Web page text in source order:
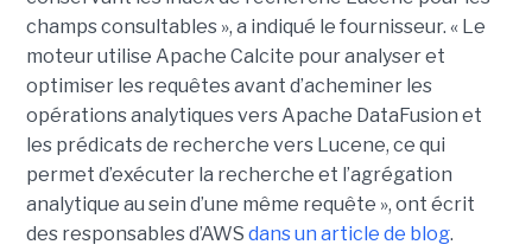
champs consultables », a indiqué le fournisseur. « Le
moteur utilise Apache Calcite pour analyser et
optimiser les requêtes avant d’acheminer les
opérations analytiques vers Apache DataFusion et
les prédicats de recherche vers Lucene, ce qui
permet d’exécuter la recherche et l’agrégation
analytique au sein d’une même requête », ont écrit
des responsables d’AWS dans un article de blog.